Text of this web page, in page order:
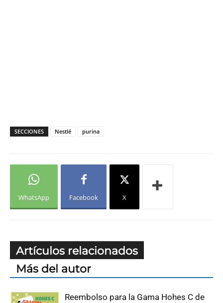
SECCIONES Nestlé purina
WhatsApp Facebook X
Artículos relacionados
Más del autor
Reembolso para la Gama Hohes C de